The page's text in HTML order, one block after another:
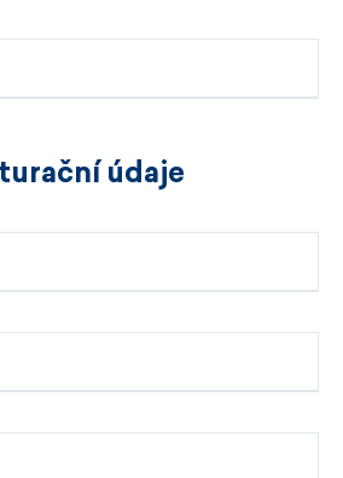
údaje